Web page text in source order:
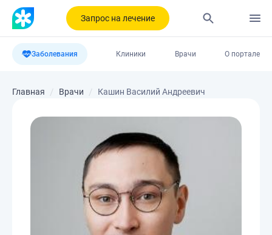
Запрос на лечение
Заболевания Клиники Врачи О портале
Главная Врачи Кашин Василий Андреевич